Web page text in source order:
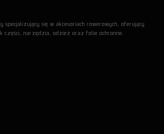
specjalizujący się w akcesoriach rowerowych, oferujący
części, narzędzia, odzież oraz folie ochronne.